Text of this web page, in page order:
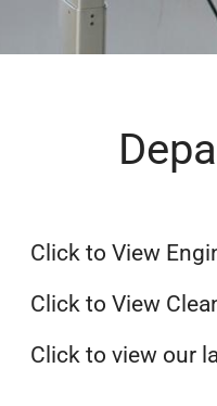
Engineering
Click to View
Click to View
Click to view our